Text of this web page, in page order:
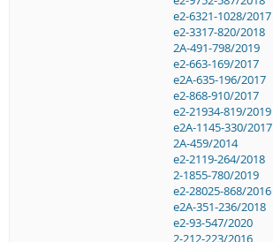
e2-6321-1028/2017
e2-3317-820/2018
2A-491-798/2019
e2-663-169/2017
e2A-635-196/2017
e2-868-910/2017
e2-21934-819/2019
e2A-1145-330/2017
2A-459/2014
e2-2119-264/2018
2-1855-780/2019
e2-28025-868/2016
e2A-351-236/2018
e2-93-547/2020
2-212-223/2016